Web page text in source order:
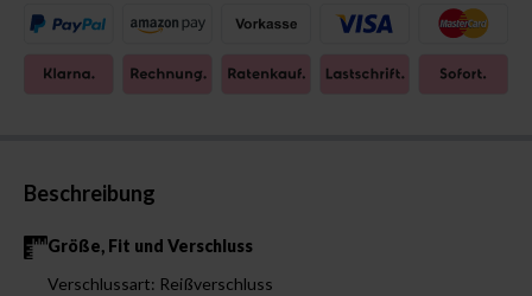
Beschreibung
Größe, Fit und Verschluss
Verschlussart: Reißverschluss